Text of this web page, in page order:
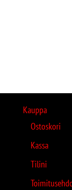
Kauppa
Ostoskori
Kassa
Tilini